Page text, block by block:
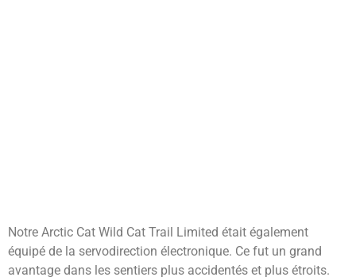
Notre Arctic Cat Wild Cat Trail Limited était également
équipé de la servodirection électronique. Ce fut un grand
avantage dans les sentiers plus accidentés et plus étroits.